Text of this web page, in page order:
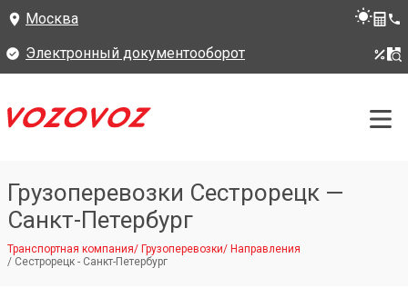
Москва
Электронный документооборот
Грузоперевозки Сестрорецк —
Санкт-Петербург
Транспортная компания/ Грузоперевозки/ Направления
/ Сестрорецк - Санкт-Петербург